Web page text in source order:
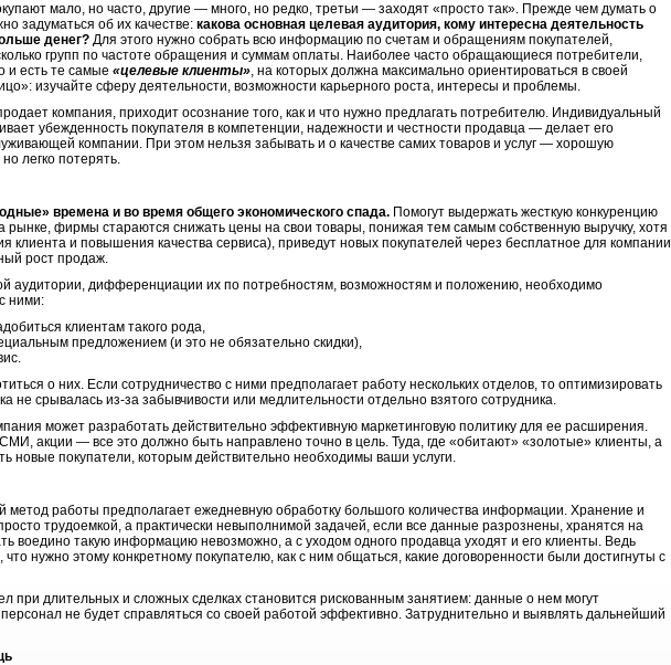
мало, но часто, другие — много, но редко, третьи — заходят «просто так». Прежде чем думать о
задуматься об их качестве: какова основная целевая аудитория, кому интересна деятельность
денег? Для этого нужно собрать всю информацию по счетам и обращениям покупателей,
групп по частоте обращения и суммам оплаты. Наиболее часто обращающиеся потребители,
есть те самые «целевые клиенты», на которых должна максимально ориентироваться в своей
изучайте сферу деятельности, возможности карьерного роста, интересы и проблемы.
компания, приходит осознание того, как и что нужно предлагать потребителю. Индивидуальный
убежденность покупателя в компетенции, надежности и честности продавца — делает его
компании. При этом нельзя забывать и о качестве самих товаров и услуг — хорошую
легко потерять.
времена и во время общего экономического спада. Помогут выдержать жесткую конкуренцию
рынке, фирмы стараются снижать цены на свои товары, понижая тем самым собственную выручку, хотя
клиента и повышения качества сервиса), приведут новых покупателей через бесплатное для компании
рост продаж.
дифференциации их по потребностям, возможностям и положению, необходимо
ними:
клиентам такого рода,
предложением (и это не обязательно скидки),
о них. Если сотрудничество с ними предполагает работу нескольких отделов, то оптимизировать
не срывалась из-за забывчивости или медлительности отдельно взятого сотрудника.
может разработать действительно эффективную маркетинговую политику для ее расширения.
акции — все это должно быть направлено точно в цель. Туда, где «обитают» «золотые» клиенты, а
новые покупатели, которым действительно необходимы ваши услуги.
метод работы предполагает ежедневную обработку большого количества информации. Хранение и
трудоемкой, а практически невыполнимой задачей, если все данные разрознены, хранятся на
воедино такую информацию невозможно, а с уходом одного продавца уходят и его клиенты. Ведь
нужно этому конкретному покупателю, как с ним общаться, какие договоренности были достигнуты с
длительных и сложных сделках становится рискованным занятием: данные о нем могут
не будет справляться со своей работой эффективно. Затруднительно и выявлять дальнейший